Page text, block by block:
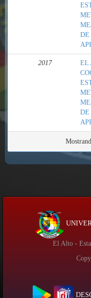
DE
2017
EL
DE
El Alto -